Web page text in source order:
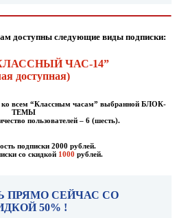
доступны следующие виды подписки:
ЧАС-14”
доступная)
ко всем “Классным часам” выбранной БЛОК-
ТЕМЫ
пользователей – 6 (шесть).
подписки 2000 рублей.
со скидкой 1000 рублей.
ПРЯМО СЕЙЧАС СО
50% !